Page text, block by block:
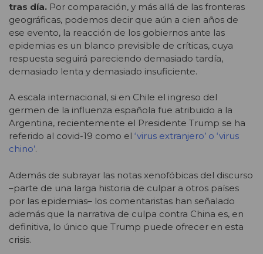
tras día. Por comparación, y más allá de las fronteras
geográficas, podemos decir que aún a cien años de
ese evento, la reacción de los gobiernos ante las
epidemias es un blanco previsible de críticas, cuya
respuesta seguirá pareciendo demasiado tardía,
demasiado lenta y demasiado insuficiente.
A escala internacional, si en Chile el ingreso del
germen de la influenza española fue atribuido a la
Argentina, recientemente el Presidente Trump se ha
referido al covid-19 como el ‘virus extranjero’ o ‘virus
chino’.
Además de subrayar las notas xenofóbicas del discurso
–parte de una larga historia de culpar a otros países
por las epidemias– los comentaristas han señalado
además que la narrativa de culpa contra China es, en
definitiva, lo único que Trump puede ofrecer en esta
crisis.